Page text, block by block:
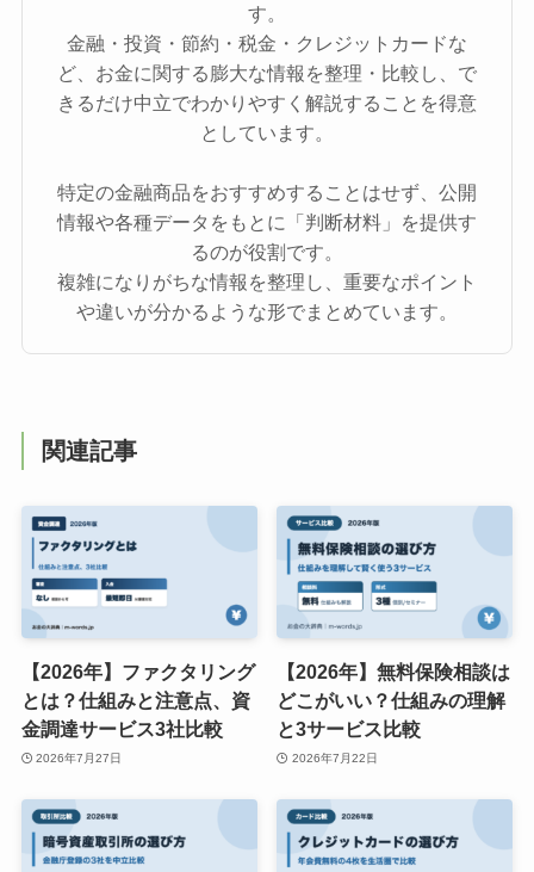
す。
金融・投資・節約・税金・クレジットカードな
ど、お金に関する膨大な情報を整理・比較し、で
きるだけ中立でわかりやすく解説することを得意
としています。
特定の金融商品をおすすめすることはせず、公開
情報や各種データをもとに「判断材料」を提供す
るのが役割です。
複雑になりがちな情報を整理し、重要なポイント
や違いが分かるような形でまとめています。
関連記事
【2026年】ファクタリング
とは？仕組みと注意点、資
金調達サービス3社比較
2026年7月27日
【2026年】無料保険相談は
どこがいい？仕組みの理解
と3サービス比較
2026年7月22日